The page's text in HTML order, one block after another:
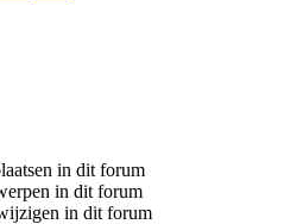
in dit forum
in dit forum
in dit forum